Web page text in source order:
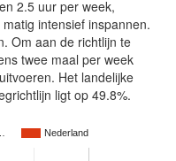
2.5 uur per week,
intensief inspannen.
Om aan de richtlijn te
twee maal per week
Het landelijke
ligt op 49.8%.
Nederland